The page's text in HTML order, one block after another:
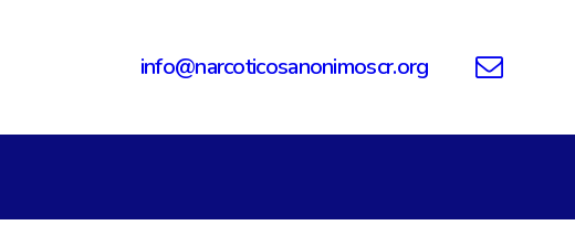
info@narcoticosanonimoscr.org